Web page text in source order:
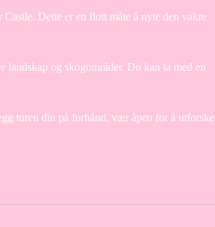
Dette er en flott måte å nyte den vakre
og skogområder. Du kan ta med en
turen din på forhånd, vær åpen for å utforske